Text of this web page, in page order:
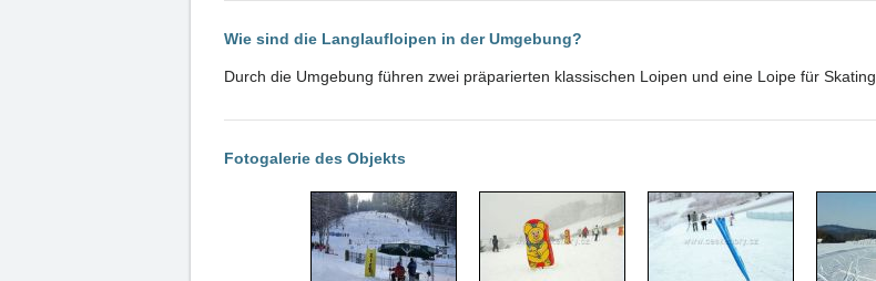
Wie sind die Langlaufloipen in der Umgebung?
Durch die Umgebung führen zwei präparierten klassischen Loipen und eine Loipe für Skating.
Fotogalerie des Objekts